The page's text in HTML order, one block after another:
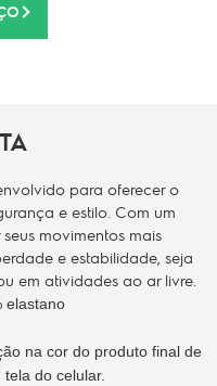
para oferecer o
e estilo. Com um
movimentos mais
e estabilidade, seja
em atividades ao ar livre.
elastano
na cor do produto final de
do celular.